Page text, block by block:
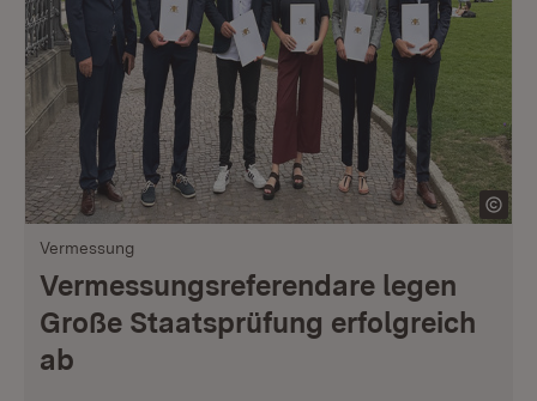
Vermessung
Vermessungsreferendare legen
Große Staatsprüfung erfolgreich
ab